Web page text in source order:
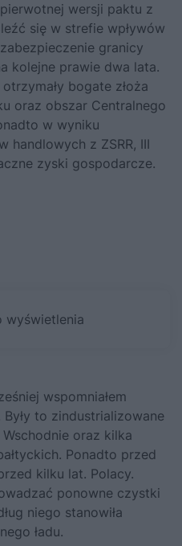
wersji paktu z
się w strefie wpływów
granicy
kolejne prawie dwa lata.
bogate złoża
oraz obszar Centralnego
w wyniku
handlowych z ZSRR, III
zyski gospodarcze.
wspomniałem
to zindustrializowane
oraz kilka
Ponadto przed
kilku lat. Polacy.
ponowne czystki
niego stanowiła
ładu.